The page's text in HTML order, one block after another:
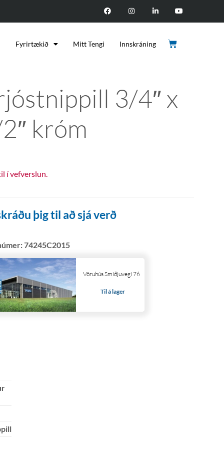
Fyrirtækið Mitt Tengi Innskráning
3/4″ x
króm
í vefverslun.
þig til að sjá verð
74245C2015
Vöruhús Smiðjuvegi 76
Til á lager